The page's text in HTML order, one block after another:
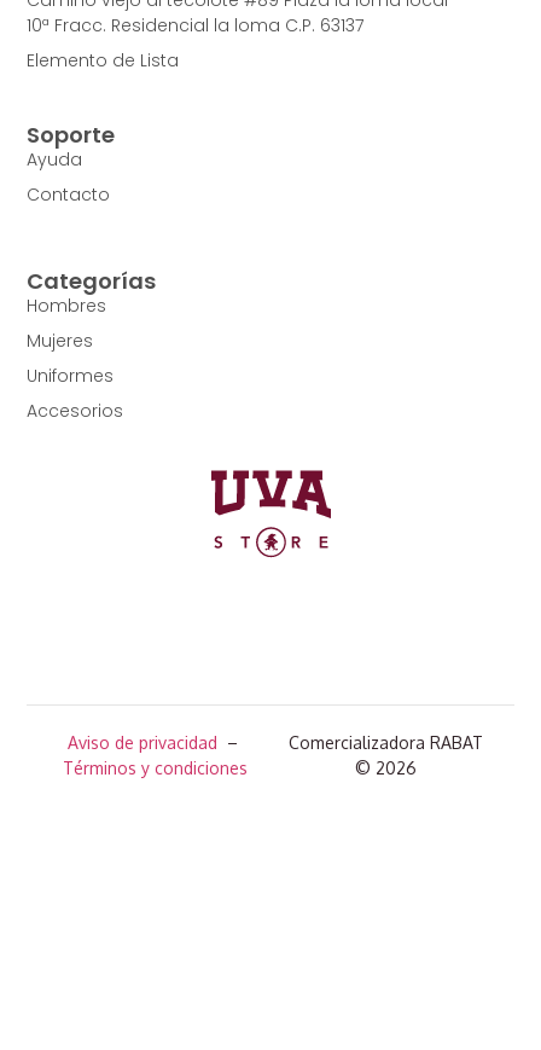
10ª Fracc. Residencial la loma C.P. 63137
Elemento de Lista
Categorías
Hombres
Mujeres
Uniformes
Accesorios
Soporte
Ayuda
Contacto
Aviso de privacidad –
Términos y condiciones
Comercializadora RABAT
© 2026